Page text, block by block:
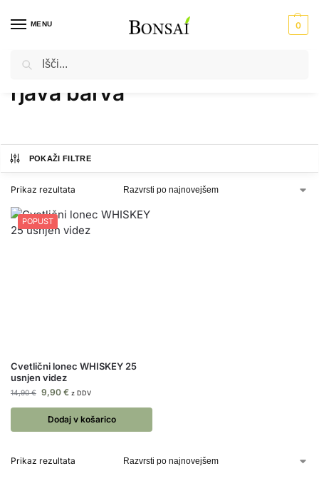
MENU 0
Domov / Izdelki označeni z “rjava barva”
rjava barva
POKAŽI FILTRE
Prikaz rezultata
POPUST
Cvetlični lonec WHISKEY 25
usnjen videz
14,90€ 9,90 € z DDV
Dodaj v košarico
Prikaz rezultata